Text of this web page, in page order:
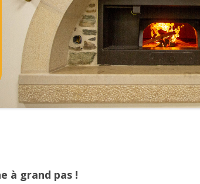
DOUBLE ENTRÉE
à grand pas !